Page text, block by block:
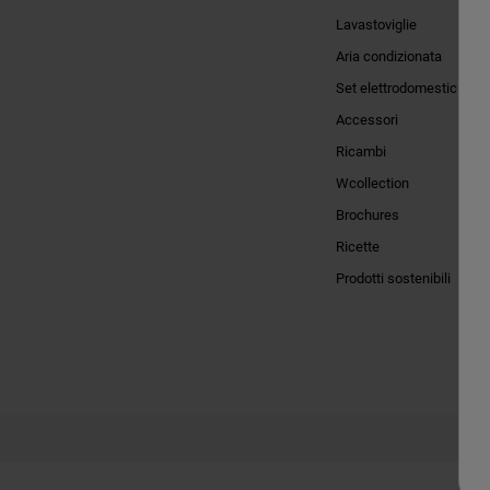
Lavastoviglie
Aria condizionata
Set elettrodomestici
Accessori
Ricambi
Wcollection
Brochures
Ricette
Prodotti sostenibili